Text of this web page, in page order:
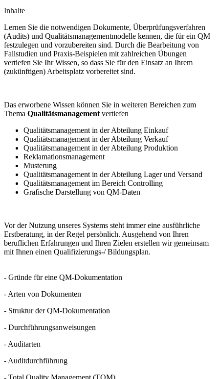
Inhalte
Lernen Sie die notwendigen Dokumente, Überprüfungsverfahren
(Audits) und Qualitätsmanagementmodelle kennen, die für ein QM
festzulegen und vorzubereiten sind. Durch die Bearbeitung von
Fallstudien und Praxis-Beispielen mit zahlreichen Übungen
vertiefen Sie Ihr Wissen, so dass Sie für den Einsatz an Ihrem
(zukünftigen) Arbeitsplatz vorbereitet sind.
Das erworbene Wissen können Sie in weiteren Bereichen zum
Thema Qualitätsmanagementvertiefen
Qualitätsmanagement in der Abteilung Einkauf
Qualitätsmanagement in der Abteilung Verkauf
Qualitätsmanagement in der Abteilung Produktion
Reklamationsmanagement
Musterung
Qualitätsmanagement in der Abteilung Lager und Versand
Qualitätsmanagement im Bereich Controlling
Grafische Darstellung von QM-Daten
Vor der Nutzung unseres Systems steht immer eine ausführliche
Erstberatung, in der Regel persönlich. Ausgehend von Ihren
beruflichen Erfahrungen und Ihren Zielen erstellen wir gemeinsam
mit Ihnen einen Qualifizierungs-/ Bildungsplan.
- Gründe für eine QM-Dokumentation
- Arten von Dokumenten
- Struktur der QM-Dokumentation
- Durchführungsanweisungen
- Auditarten
- Auditdurchführung